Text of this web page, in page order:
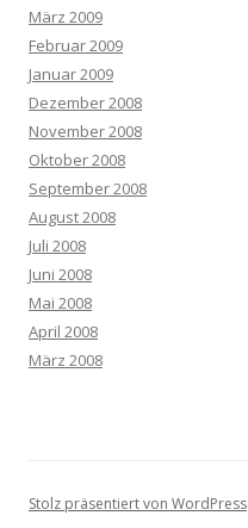
März 2009
Februar 2009
Januar 2009
Dezember 2008
November 2008
Oktober 2008
September 2008
August 2008
Juli 2008
Juni 2008
Mai 2008
April 2008
März 2008
Stolz präsentiert von WordPress